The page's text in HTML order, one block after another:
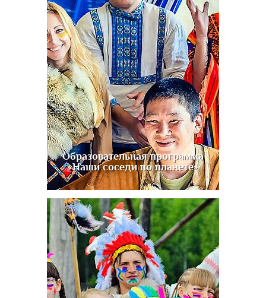
Образовательная программа
«Наши соседи по планете»